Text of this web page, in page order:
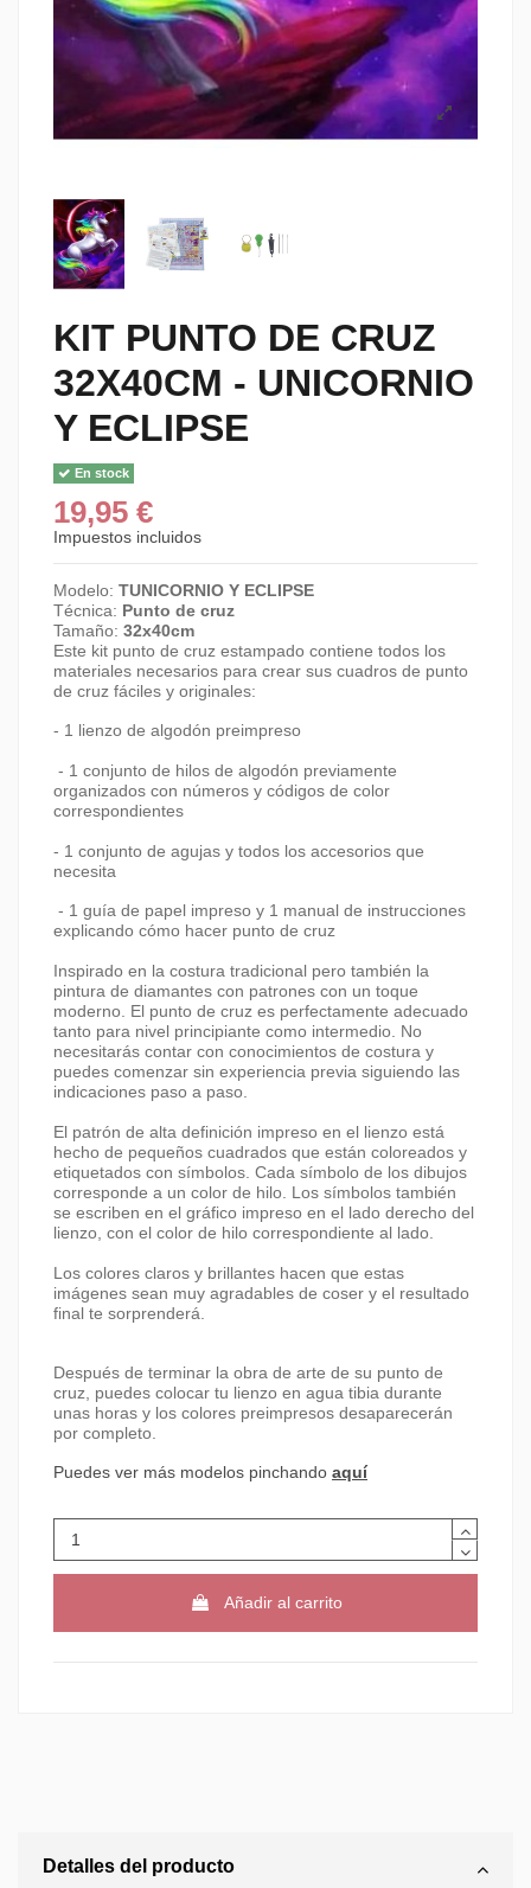
KIT PUNTO DE CRUZ
32X40CM - UNICORNIO
Y ECLIPSE
En stock
19,95 €
Impuestos incluidos
Modelo: TUNICORNIO Y ECLIPSE
Técnica: Punto de cruz
Tamaño: 32x40cm
Este kit punto de cruz estampado contiene todos los
materiales necesarios para crear sus cuadros de punto
de cruz fáciles y originales:
- 1 lienzo de algodón preimpreso
- 1 conjunto de hilos de algodón previamente
organizados con números y códigos de color
correspondientes
- 1 conjunto de agujas y todos los accesorios que
necesita
- 1 guía de papel impreso y 1 manual de instrucciones
explicando cómo hacer punto de cruz
Inspirado en la costura tradicional pero también la
pintura de diamantes con patrones con un toque
moderno. El punto de cruz es perfectamente adecuado
tanto para nivel principiante como intermedio. No
necesitarás contar con conocimientos de costura y
puedes comenzar sin experiencia previa siguiendo las
indicaciones paso a paso.
El patrón de alta definición impreso en el lienzo está
hecho de pequeños cuadrados que están coloreados y
etiquetados con símbolos. Cada símbolo de los dibujos
corresponde a un color de hilo. Los símbolos también
se escriben en el gráfico impreso en el lado derecho del
lienzo, con el color de hilo correspondiente al lado.
Los colores claros y brillantes hacen que estas
imágenes sean muy agradables de coser y el resultado
final te sorprenderá.
Después de terminar la obra de arte de su punto de
cruz, puedes colocar tu lienzo en agua tibia durante
unas horas y los colores preimpresos desaparecerán
por completo.
Puedes ver más modelos pinchando aquí
Añadir al carrito
Detalles del producto